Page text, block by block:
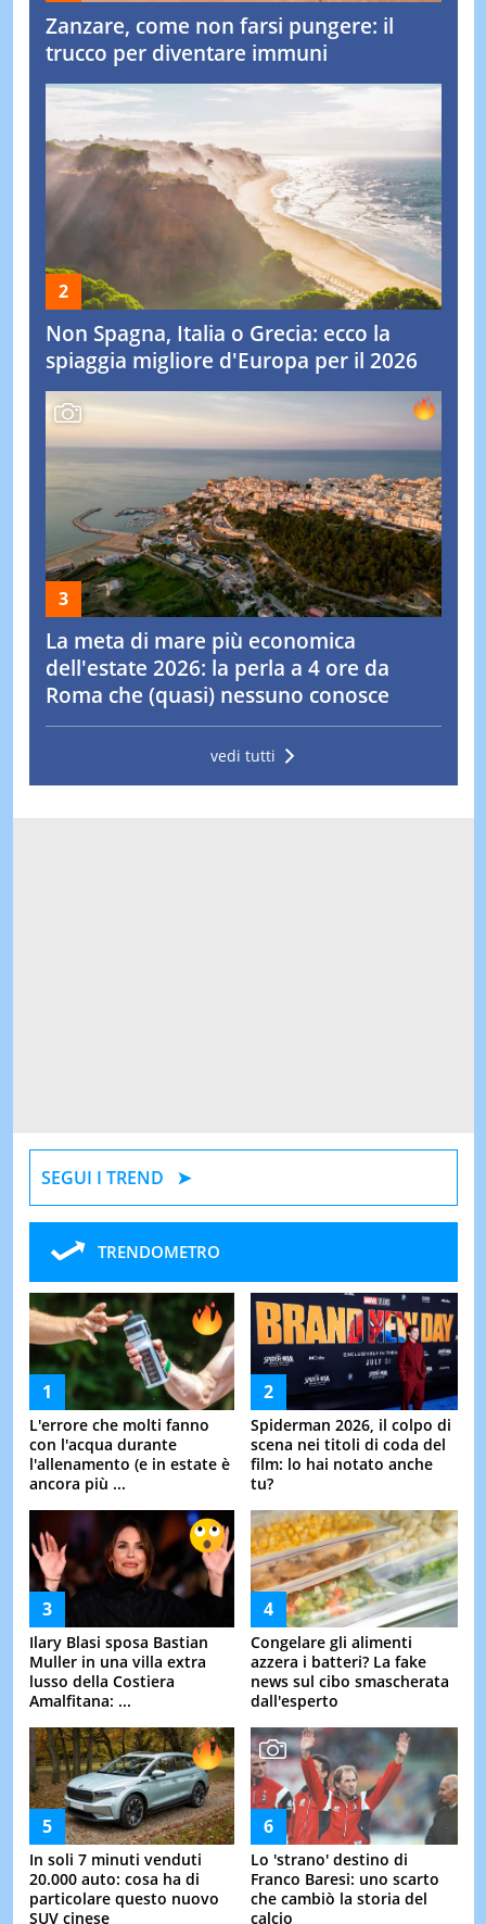
Zanzare, come non farsi pungere: il
trucco per diventare immuni
Non Spagna, Italia o Grecia: ecco la
spiaggia migliore d'Europa per il 2026
La meta di mare più economica
dell'estate 2026: la perla a 4 ore da
Roma che (quasi) nessuno conosce
vedi tutti
SEGUI I TREND
TRENDOMETRO
L'errore che molti fanno
con l'acqua durante
l'allenamento (e in estate è
ancora più ...
Spiderman 2026, il colpo di
scena nei titoli di coda del
film: lo hai notato anche
tu?
Ilary Blasi sposa Bastian
Muller in una villa extra
lusso della Costiera
Amalfitana: ...
Congelare gli alimenti
azzera i batteri? La fake
news sul cibo smascherata
dall'esperto
In soli 7 minuti venduti
20.000 auto: cosa ha di
particolare questo nuovo
SUV cinese
Lo 'strano' destino di
Franco Baresi: uno scarto
che cambiò la storia del
calcio